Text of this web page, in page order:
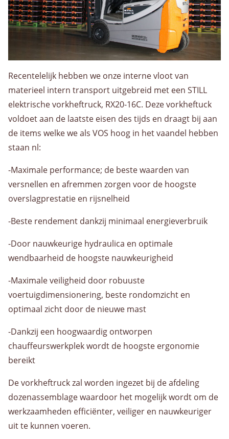
Warehousing
Opslag
Value Added Logistics
Container handling
Douane activiteiten
Assemblage
Dozen voor AGF en bakkerswereld
Voorraadbeheer
Algemeen
Werken bij
Historie
Organisatie
Kwaliteit
Privacybeleid
Recentelelijk hebben we onze interne vloot van
materieel intern transport uitgebreid met een STILL
elektrische vorkheftruck, RX20-16C. Deze vorkheftuck
voldoet aan de laatste eisen des tijds en draagt bij aan
de items welke we als VOS hoog in het vaandel hebben
staan nl:
-Maximale performance; de beste waarden van
versnellen en afremmen zorgen voor de hoogste
overslagprestatie en rijsnelheid
-Beste rendement dankzij minimaal energieverbruik
-Door nauwkeurige hydraulica en optimale
wendbaarheid de hoogste nauwkeurigheid
-Maximale veiligheid door robuuste
voertuigdimensionering, beste rondomzicht en
optimaal zicht door de nieuwe mast
-Dankzij een hoogwaardig ontworpen
chauffeurswerkplek wordt de hoogste ergonomie
bereikt
De vorkheftruck zal worden ingezet bij de afdeling
dozenassemblage waardoor het mogelijk wordt om de
werkzaamheden efficiënter, veiliger en nauwkeuriger
uit te kunnen voeren.